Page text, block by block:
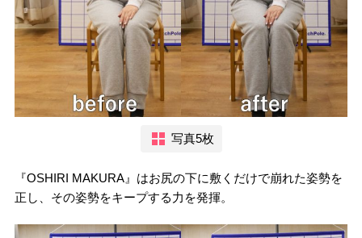
写真5枚
『OSHIRI MAKURA』はお尻の下に敷くだけで崩れた姿勢を
正し、その姿勢をキープする力を発揮。